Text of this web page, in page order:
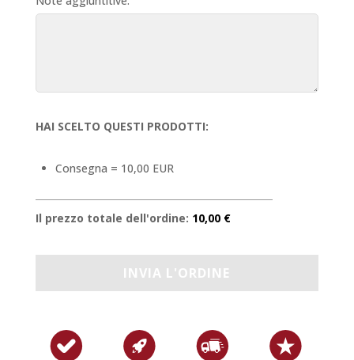
HAI SCELTO QUESTI PRODOTTI:
Consegna = 10,00 EUR
Il prezzo totale dell'ordine: 10,00 €